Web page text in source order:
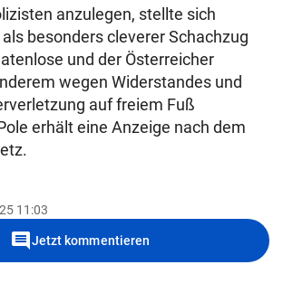
anzulegen, stellte sich
besonders cleverer Schachzug
und der Österreicher
wegen Widerstandes und
auf freiem Fuß
erhält eine Anzeige nach dem
11:03
commentJetzt kommentieren